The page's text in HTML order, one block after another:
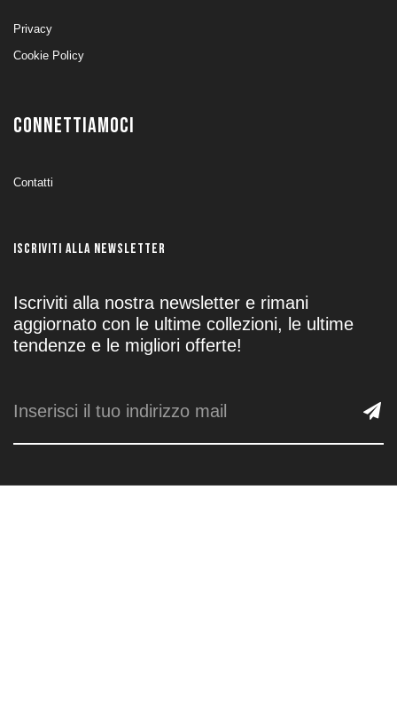
Privacy
Cookie Policy
CONNETTIAMOCI
Contatti
ISCRIVITI ALLA NEWSLETTER
Iscriviti alla nostra newsletter e rimani
aggiornato con le ultime collezioni, le ultime
tendenze e le migliori offerte!